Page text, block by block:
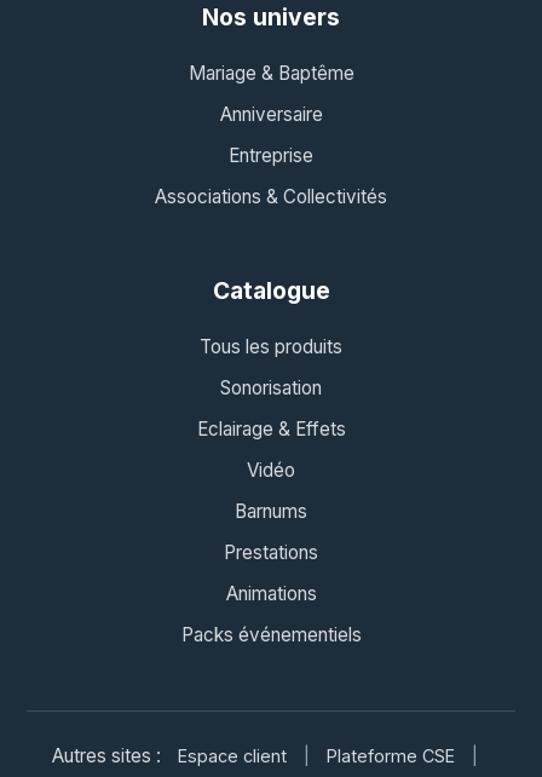
Nos univers
Mariage & Baptême
Anniversaire
Entreprise
Associations & Collectivités
Catalogue
Tous les produits
Sonorisation
Eclairage & Effets
Vidéo
Barnums
Prestations
Animations
Packs événementiels
Autres sites : Espace client Plateforme CSE